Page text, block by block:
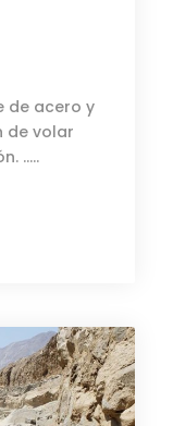
de acero y
de volar
.....